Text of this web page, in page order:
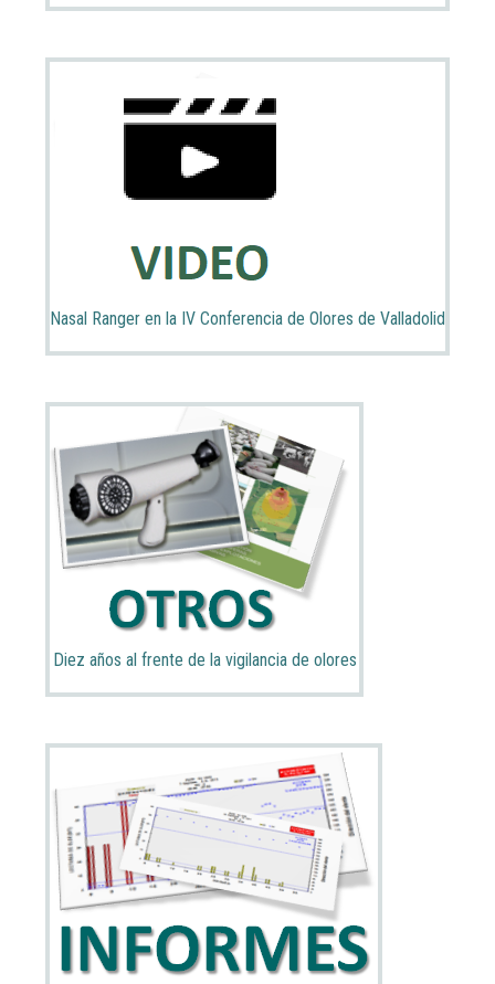
Nasal Ranger en la IV Conferencia de Olores de Valladolid
Diez años al frente de la vigilancia de olores